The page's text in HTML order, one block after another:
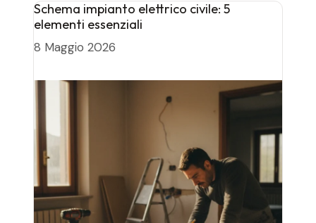
Schema impianto elettrico civile: 5
elementi essenziali
8 Maggio 2026